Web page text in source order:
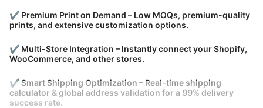
✔ Premium Print on Demand – Low MOQs, premium-quality
prints, and extensive customization options.
✔ Multi-Store Integration – Instantly connect your Shopify,
WooCommerce, and other stores.
✔ Smart Shipping Optimization – Real-time shipping
calculator & global address validation for a 99% delivery
success rate.